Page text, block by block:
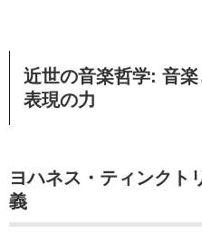
近世の音楽哲学: 音
表現の力
ヨハネス・ティンクト
義